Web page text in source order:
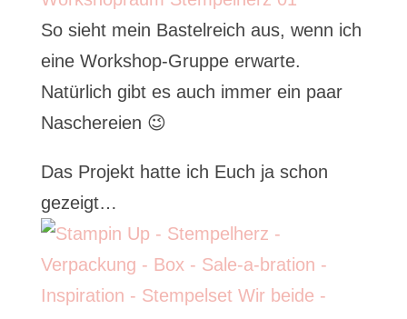
So sieht mein Bastelreich aus, wenn ich
eine Workshop-Gruppe erwarte.
Natürlich gibt es auch immer ein paar
Naschereien 😉
Das Projekt hatte ich Euch ja schon
gezeigt…